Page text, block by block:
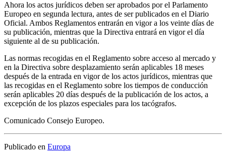
Ahora los actos jurídicos deben ser aprobados por el Parlamento
Europeo en segunda lectura, antes de ser publicados en el Diario
Oficial. Ambos Reglamentos entrarán en vigor a los veinte días de
su publicación, mientras que la Directiva entrará en vigor el día
siguiente al de su publicación.
Las normas recogidas en el Reglamento sobre acceso al mercado y
en la Directiva sobre desplazamiento serán aplicables 18 meses
después de la entrada en vigor de los actos jurídicos, mientras que
las recogidas en el Reglamento sobre los tiempos de conducción
serán aplicables 20 días después de la publicación de los actos, a
excepción de los plazos especiales para los tacógrafos.
Comunicado Consejo Europeo.
Publicado en Europa